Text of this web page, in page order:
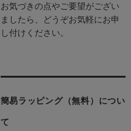
お気づきの点やご要望がござい
ましたら、どうぞお気軽にお申
し付けください。
簡易ラッピング（無料）につい
て